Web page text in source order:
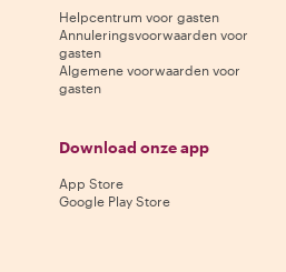
Helpcentrum voor gasten
Annuleringsvoorwaarden voor
gasten
Algemene voorwaarden voor
gasten
Download onze app
App Store
Google Play Store